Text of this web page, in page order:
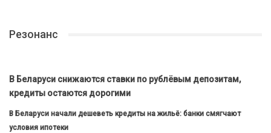
Резонанс
В Беларуси снижаются ставки по рублёвым депозитам,
кредиты остаются дорогими
В Беларуси начали дешеветь кредиты на жильё: банки смягчают
условия ипотеки